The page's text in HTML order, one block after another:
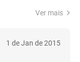
Ver mais
1 de Jan de 2015